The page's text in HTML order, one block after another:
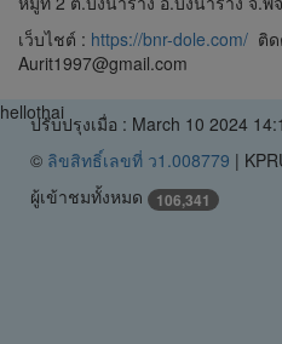
เว็บไชต์ : https://bnr-dole.com/ ติ
Aurit1997@gmail.com
ปรับปรุงเมื่อ : March 10 2024
© ลิขสิทธิ์เลขที่ ว1.008779 |
ผู้เข้าชมทั้งหมด
106,341
hellothai